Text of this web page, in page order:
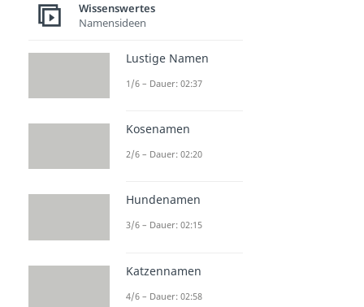
Wissenswertes
Namensideen
Lustige Namen
1/6 – Dauer: 02:37
Kosenamen
2/6 – Dauer: 02:20
Hundenamen
3/6 – Dauer: 02:15
Katzennamen
4/6 – Dauer: 02:58